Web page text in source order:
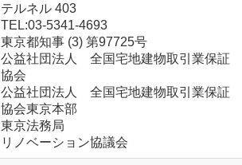
テルネル 403
TEL:03-5341-4693
東京都知事 (3) 第97725号
公益社団法人 全国宅地建物取引業保証
協会
公益社団法人 全国宅地建物取引業保証
協会東京本部
東京法務局
リノベーション協議会